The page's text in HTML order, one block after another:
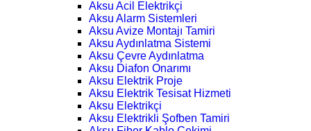
Aksu Acil Elektrikçi
Aksu Alarm Sistemleri
Aksu Avize Montajı Tamiri
Aksu Aydınlatma Sistemi
Aksu Çevre Aydınlatma
Aksu Diafon Onarımı
Aksu Elektrik Proje
Aksu Elektrik Tesisat Hizmeti
Aksu Elektrikçi
Aksu Elektrikli Şofben Tamiri